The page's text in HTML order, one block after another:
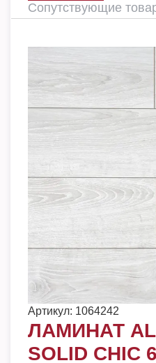
Сопутствующие
Артикул: 1064242
ЛАМИНАТ
SOLID CHIC